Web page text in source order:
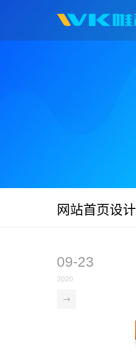
网站首页设计
09-23
2020